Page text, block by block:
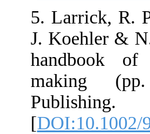
5. Larrick, R.
J. Koehler &
handbook of
making
Publishing.
[DOI:10.1002/